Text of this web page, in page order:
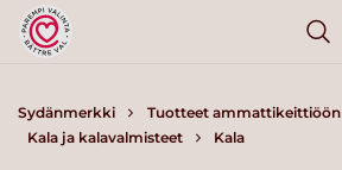
Sydänmerkki
Tuotteet ammattikeittiöön
Kala ja kalavalmisteet
Kala